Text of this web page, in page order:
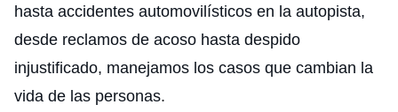
hasta accidentes automovilísticos en la autopista,
desde reclamos de acoso hasta despido
injustificado, manejamos los casos que cambian la
vida de las personas.